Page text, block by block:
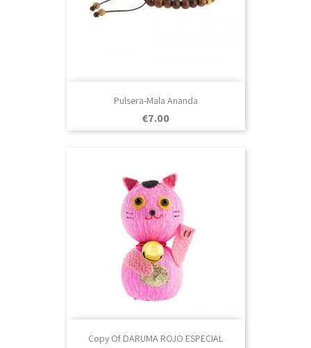
Pulsera-Mala Ananda
Price
€7.00
Copy Of DARUMA ROJO ESPECIAL